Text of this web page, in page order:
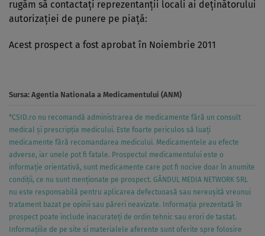
rugăm să contactaţi reprezentanţii locali ai deţinătorului
autorizaţiei de punere pe piaţă:
Acest prospect a fost aprobat în Noiembrie 2011
Sursa: Agentia Nationala a Medicamentului (ANM)
*CSID.ro nu recomandă administrarea de medicamente fără un consult
medical și prescripția medicului. Este foarte periculos să luați
medicamente fără recomandarea medicului. Medicamentele au efecte
adverse, iar unele pot fi fatale. Prospectul medicamentului este o
informație orientativă, sunt medicamente care pot fi nocive doar în anumite
condiții, ce nu sunt menționate pe prospect. GÂNDUL MEDIA NETWORK SRL
nu este responsabilă pentru aplicarea defectuoasă sau nereușită vreunui
tratament bazat pe opinii sau păreri neavizate. Informația prezentată în
prospect poate include inacurateți de ordin tehnic sau erori de tastat.
Informațiile de pe site si materialele aferente sunt oferite spre folosire